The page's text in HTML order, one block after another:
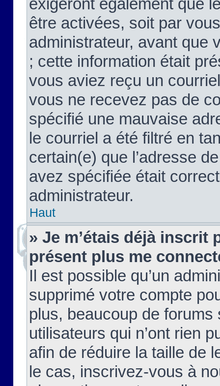
exigeront également que
être activées, soit par
administrateur, avant que
; cette information était
vous aviez reçu un
vous ne recevez pas de
spécifié une mauvaise
le courriel a été filtré en
certain(e) que l’adresse
avez spécifiée était
administrateur.
Haut
» Je m’étais déjà inscrit
présent plus me
Il est possible qu’un
supprimé votre compte
plus, beaucoup de
utilisateurs qui n’ont rien
afin de réduire la taille de
le cas, inscrivez-vous à